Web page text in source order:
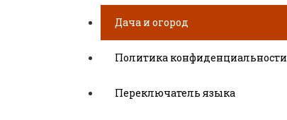
Дача и огород
Политика конфиденциальности
Переключатель языка